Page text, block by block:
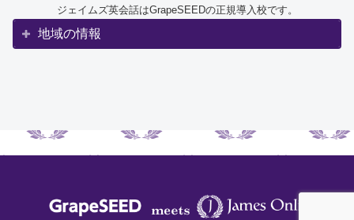
ジェイムズ英会話はGrapeSEEDの正規導入校です。
地域の情報